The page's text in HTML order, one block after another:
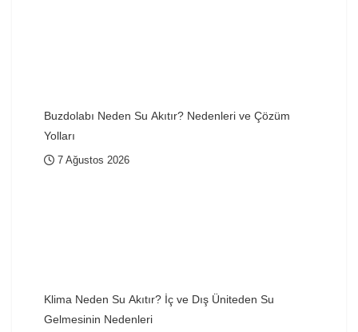
Buzdolabı Neden Su Akıtır? Nedenleri ve Çözüm
Yolları
7 Ağustos 2026
Klima Neden Su Akıtır? İç ve Dış Üniteden Su
Gelmesinin Nedenleri